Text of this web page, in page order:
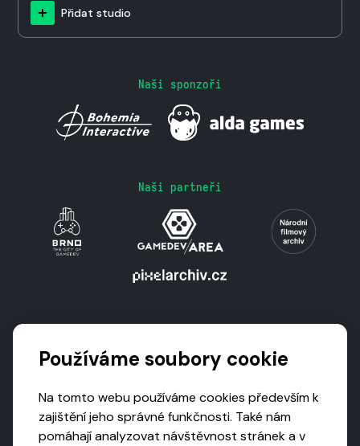
Přidat studio
Naši sponzoři
Naši partneři
Používáme soubory cookie
Na tomto webu používáme cookies především k
zajištění jeho správné funkčnosti. Také nám
pomáhají analyzovat návštěvnost stránek a v